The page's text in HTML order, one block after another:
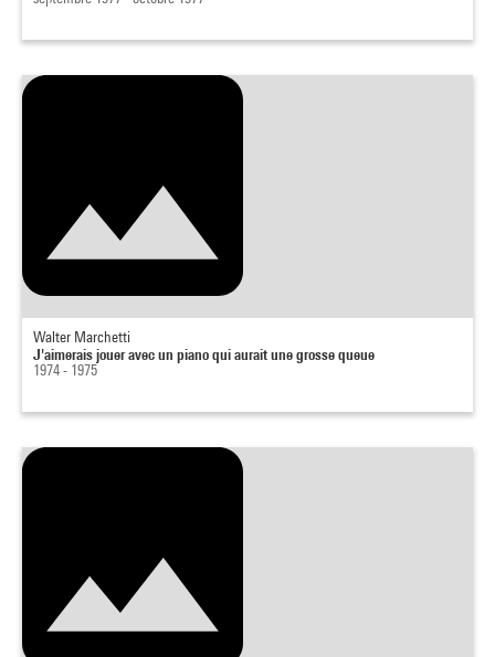
Walter Marchetti
J'aimerais jouer avec un piano qui aurait une grosse queue
1974 - 1975